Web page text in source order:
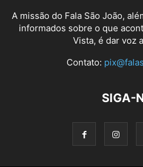
A missão do Fala São João,
informados sobre o que
Vista, é dar voz
Contato:
SIGA-